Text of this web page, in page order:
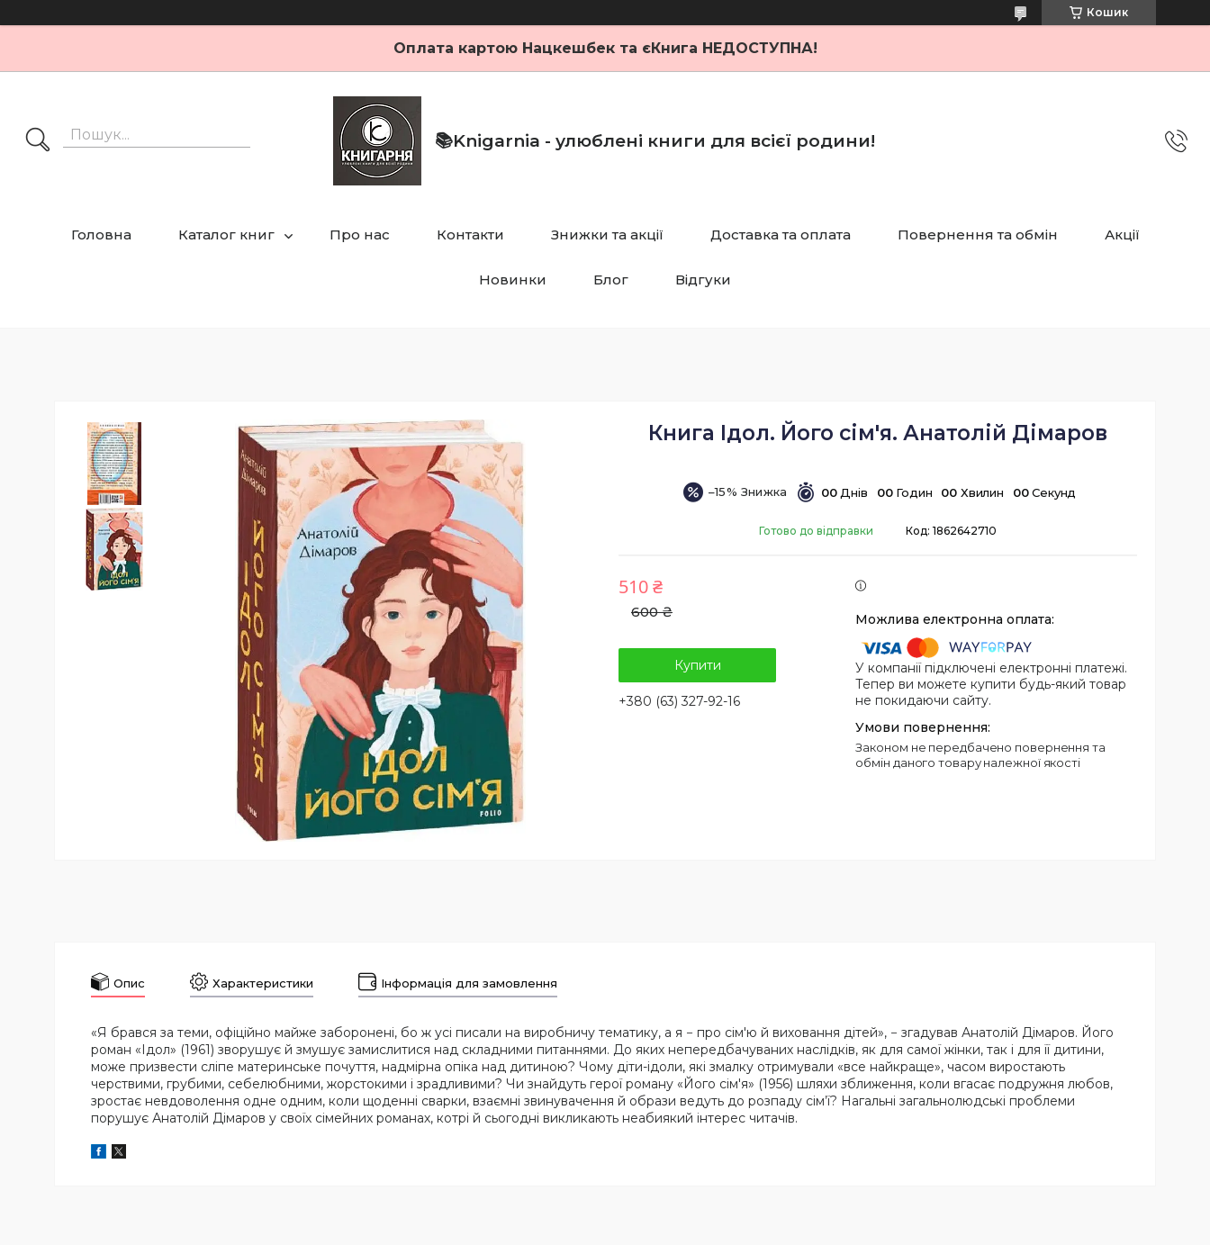
Кошик
Оплата картою Нацкешбек та єКнига НЕДОСТУПНА!
📚Knigarnia - улюблені книги для всієї родини!
Головна Каталог книг Про нас Контакти Знижки та акції Доставка та оплата Повернення та обмін Акції
Новинки Блог Відгуки
Книга Ідол. Його сім'я. Анатолій Дімаров
–15% 00 Днів 00 Годин 00 Хвилин 00 Секунд
Готово до відправки Код: 1862642710
600 ₴
510 ₴
Купити
+380 (63) 327-92-16
У компанії підключені електронні платежі.
Тепер ви можете купити будь-який товар
не покидаючи сайту.
Законом не передбачено повернення та
обмін даного товару належної якості
Опис Характеристики Інформація для замовлення
«Я брався за теми, офіційно майже заборонені, бо ж усі писали на виробничу тематику, а я − про сім'ю й виховання дітей», − згадував Анатолій Дімаров. Його
роман «Ідол» (1961) зворушує й змушує замислитися над складними питаннями. До яких непередбачуваних наслідків, як для самої жінки, так і для її дитини,
може призвести сліпе материнське почуття, надмірна опіка над дитиною? Чому діти-ідоли, які змалку отримували «все найкраще», часом виростають
черствими, грубими, себелюбними, жорстокими і зрадливими? Чи знайдуть герої роману «Його сім'я» (1956) шляхи зближення, коли вгасає подружня любов,
зростає невдоволення одне одним, коли щоденні сварки, взаємні звинувачення й образи ведуть до розпаду сім’ї? Нагальні загальнолюдські проблеми
порушує Анатолій Дімаров у своїх сімейних романах, котрі й сьогодні викликають неабиякий інтерес читачів.